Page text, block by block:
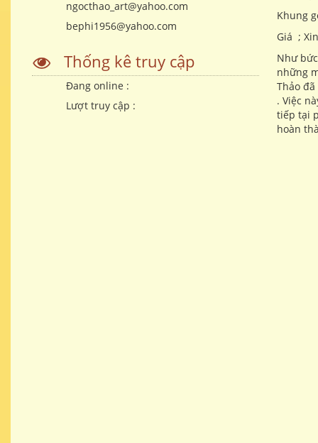
Khung
Giá ;
Như
những
Thảo
. Việc
tiếp tại
hoàn
ngocthao_art@yahoo.com
bephi1956@yahoo.com
Thống kê truy cập
Đang online :
Lượt truy cập :